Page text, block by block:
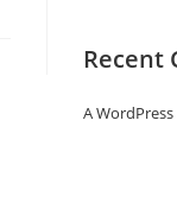
Recent
A